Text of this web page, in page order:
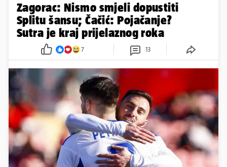
Zagorac: Nismo smjeli dopustiti
Splitu šansu; Čačić: Pojačanje?
Sutra je kraj prijelaznog roka
7 13